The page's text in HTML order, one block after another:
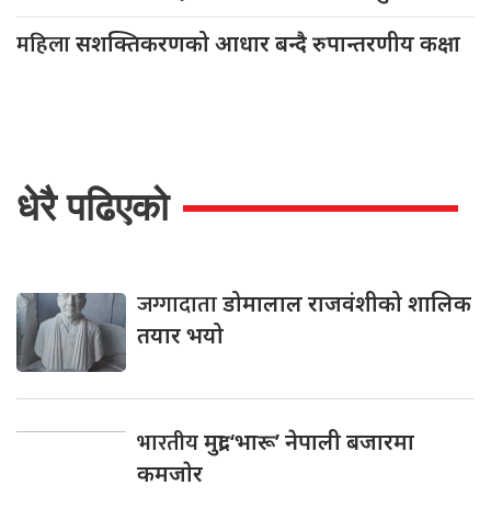
महिलासशक्तिकरणको आधार बन्दै रुपान्तरणीय कक्षा
धेरै पढिएको
जग्गादाताडोमालाल राजवंशीको शालिक
तयार भयो
भारतीयमुद्रा ‘भारू’ नेपाली बजारमा
कमजाेर